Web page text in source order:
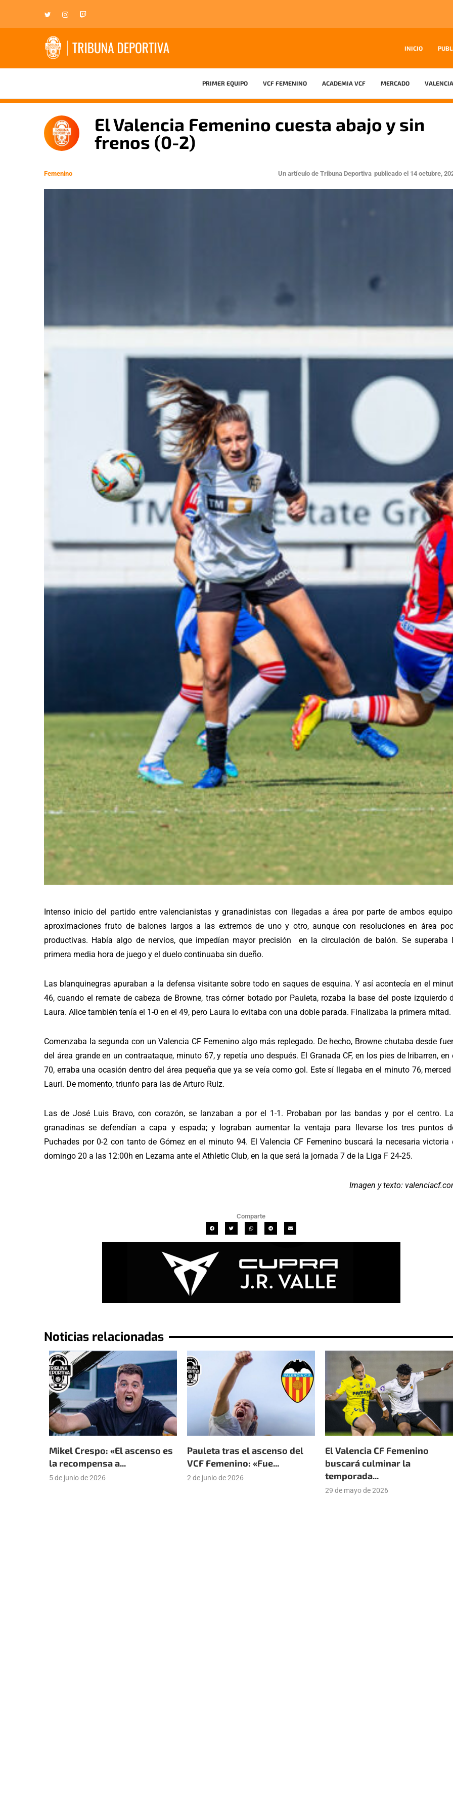
INICIO
PRIMER EQUIPO VCF FEMENINO ACADEMIA VCF MERCADO
El Valencia Femenino cuesta abajo y sin
frenos (0-2)
Femenino Un artículo de Tribuna Deportiva publicado el 14 octubre,
Intenso inicio del partido entre valencianistas y granadinistas con llegadas a área por parte de ambos
aproximaciones fruto de balones largos a las extremos de uno y otro, aunque con resoluciones en área
productivas. Había algo de nervios, que impedían mayor precisión en la circulación de balón. Se superaba
primera media hora de juego y el duelo continuaba sin dueño.
Las blanquinegras apuraban a la defensa visitante sobre todo en saques de esquina. Y así acontecía en el
46, cuando el remate de cabeza de Browne, tras córner botado por Pauleta, rozaba la base del poste izquierdo
Laura. Alice también tenía el 1-0 en el 49, pero Laura lo evitaba con una doble parada. Finalizaba la primera mitad.
Comenzaba la segunda con un Valencia CF Femenino algo más replegado. De hecho, Browne chutaba desde
del área grande en un contraataque, minuto 67, y repetía uno después. El Granada CF, en los pies de Iribarren, en
70, erraba una ocasión dentro del área pequeña que ya se veía como gol. Este sí llegaba en el minuto 76, merced
Lauri. De momento, triunfo para las de Arturo Ruiz.
Las de José Luis Bravo, con corazón, se lanzaban a por el 1-1. Probaban por las bandas y por el centro.
granadinas se defendían a capa y espada; y lograban aumentar la ventaja para llevarse los tres puntos
Puchades por 0-2 con tanto de Gómez en el minuto 94. El Valencia CF Femenino buscará la necesaria victoria
domingo 20 a las 12:00h en Lezama ante el Athletic Club, en la que será la jornada 7 de la Liga F 24-25.
Imagen y texto:
Comparte
Noticias relacionadas
Mikel Crespo: «El ascenso es
la recompensa a...
5 de junio de 2026
Pauleta tras el ascenso del
VCF Femenino: «Fue...
2 de junio de 2026
El Valencia CF Femenino
buscará culminar la
temporada...
29 de mayo de 2026